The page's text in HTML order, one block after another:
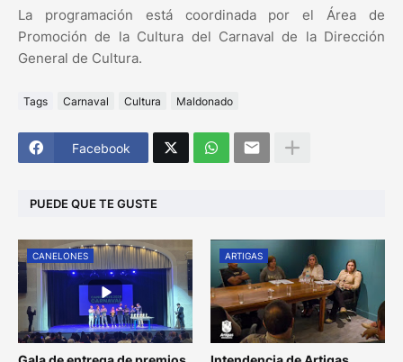
La programación está coordinada por el Área de
Promoción de la Cultura del Carnaval de la Dirección
General de Cultura.
Tags Carnaval Cultura Maldonado
Facebook
PUEDE QUE TE GUSTE
CANELONES ARTIGAS